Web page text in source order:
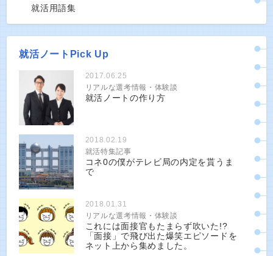
就活用語集
就活ノートPick Up
2017.06.25
リアルな選考情報・体験談
就活ノートの作り方
2018.02.19
就活特集記事
コネ0の僕がテレビ局の内定を貰うま
で
2018.01.31
リアルな選考情報・体験談
これには面接官もたまらず吹いた!?
「面接」で飛び出た爆笑エピソードを
ネット上から集めました。